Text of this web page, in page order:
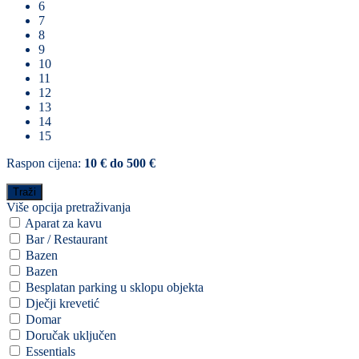
6
7
8
9
10
11
12
13
14
15
Raspon cijena: 10 € do 500 €
Više opcija pretraživanja
Aparat za kavu
Bar / Restaurant
Bazen
Bazen
Besplatan parking u sklopu objekta
Dječji krevetić
Domar
Doručak uključen
Essentials